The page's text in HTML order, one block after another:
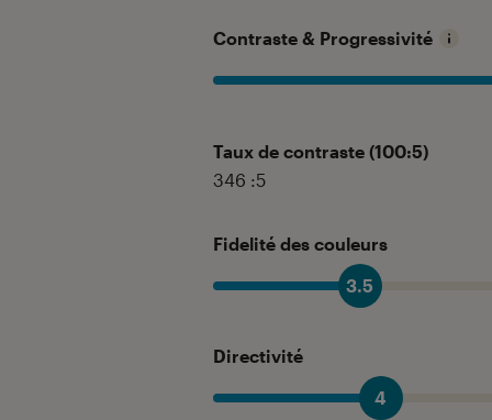
Contraste & Progressivité
Taux de contraste (100:5)
346 :5
Fidelité des couleurs
3.5
Directivité
4